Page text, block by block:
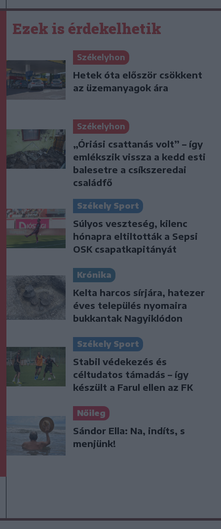
Ezek is érdekelhetik
Székelyhon
Hetek óta először csökkent
az üzemanyagok ára
Székelyhon
„Óriási csattanás volt” – így
emlékszik vissza a kedd esti
balesetre a csíkszeredai
családfő
Székely Sport
Súlyos veszteség, kilenc
hónapra eltiltották a Sepsi
OSK csapatkapitányát
Krónika
Kelta harcos sírjára, hatezer
éves település nyomaira
bukkantak Nagyiklódon
Székely Sport
Stabil védekezés és
céltudatos támadás – így
készült a Farul ellen az FK
Nőileg
Sándor Ella: Na, indíts, s
menjünk!